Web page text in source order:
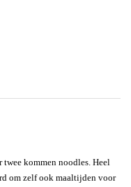
kommen noodles. Heel
om zelf ook maaltijden voor